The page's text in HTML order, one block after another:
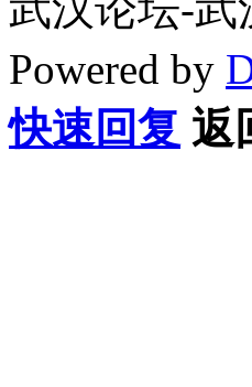
Powered by
快速回复 返